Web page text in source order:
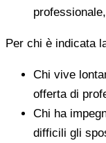
Per chi è indicata
Chi vive
offerta di
Chi ha
difficili gli